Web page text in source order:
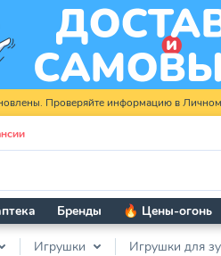
Проверяйте информацию в
Бренды 🔥 Цены-огонь
Игрушки Игрушки для